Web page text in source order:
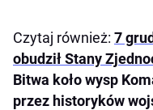
Czytaj również: 7
obudził Stany
Bitwa koło wysp
przez historyków